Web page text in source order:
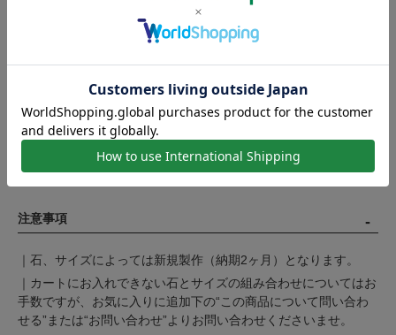
注意事項
｜石、サイズによっては新規製作（納期2ヶ月）となります。
｜カートにお入れできない石とサイズの組み合わせについてはお
手数ですが、お気に入りに追加下の“この商品について問い合わ
せる”または“お問い合わせ”よりお問い合わせくださいませ。